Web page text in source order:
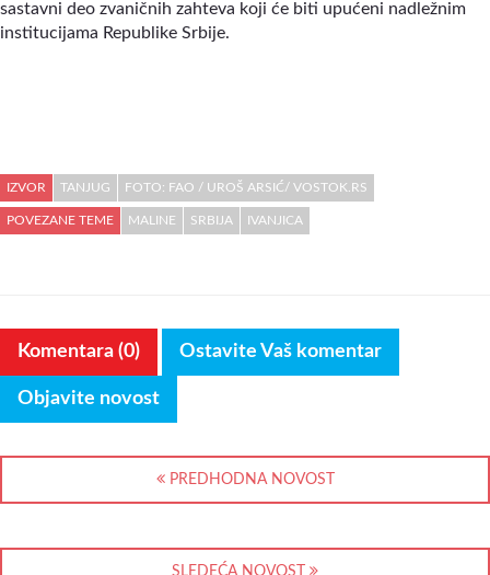
sastavni deo zvaničnih zahteva koji će biti upućeni nadležnim
institucijama Republike Srbije.
IZVOR TANJUG FOTO: FAO / UROŠ ARSIĆ/ VOSTOK.RS
POVEZANE TEME MALINE SRBIJA IVANJICA
Komentara (0) Ostavite Vaš komentar
Objavite novost
PREDHODNA NOVOST
SLEDEĆA NOVOST